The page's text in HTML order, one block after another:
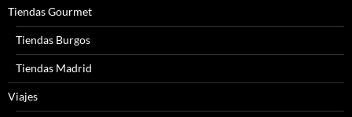
Tiendas Gourmet
Tiendas Burgos
Tiendas Madrid
Viajes